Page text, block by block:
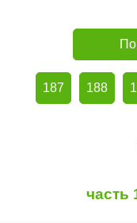
187 188
часть